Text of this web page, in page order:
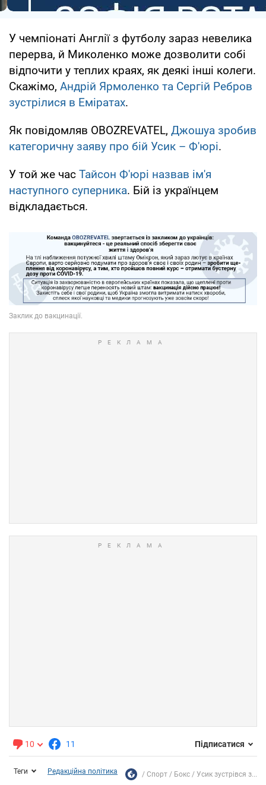
У чемпіонаті Англії з футболу зараз невелика
перерва, й Миколенко може дозволити собі
відпочити у теплих краях, як деякі інші колеги.
Скажімо, Андрій Ярмоленко та Сергій Ребров
зустрілися в Еміратах.
Як повідомляв OBOZREVATEL, Джошуа зробив
категоричну заяву про бій Усик – Ф'юрі.
У той же час Тайсон Ф'юрі назвав ім'я
наступного суперника. Бій із українцем
відкладається.
10 11 Підписатися
Теги Редакційна політика Спорт Бокс Усик зустрівся з...